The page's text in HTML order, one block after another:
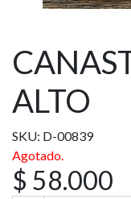
ALTO
SKU: D-00839
Agotado.
$ 58.000